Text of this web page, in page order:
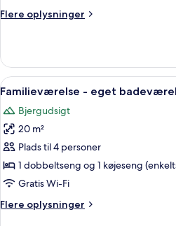
-
-
havudsigt
Flere oplysninger
Flere
værelse
1
-
ikke-
-
havudsigt
Indlæs
alle
billeder
af
Familieværelse
-
eget
-
7
Familieværelse - eget
Bjergudsigt
20 m²
Plads til 4 personer
1 dobbeltseng og 1 køjeseng
Gratis Wi-Fi
Flere oplysninger
Flere